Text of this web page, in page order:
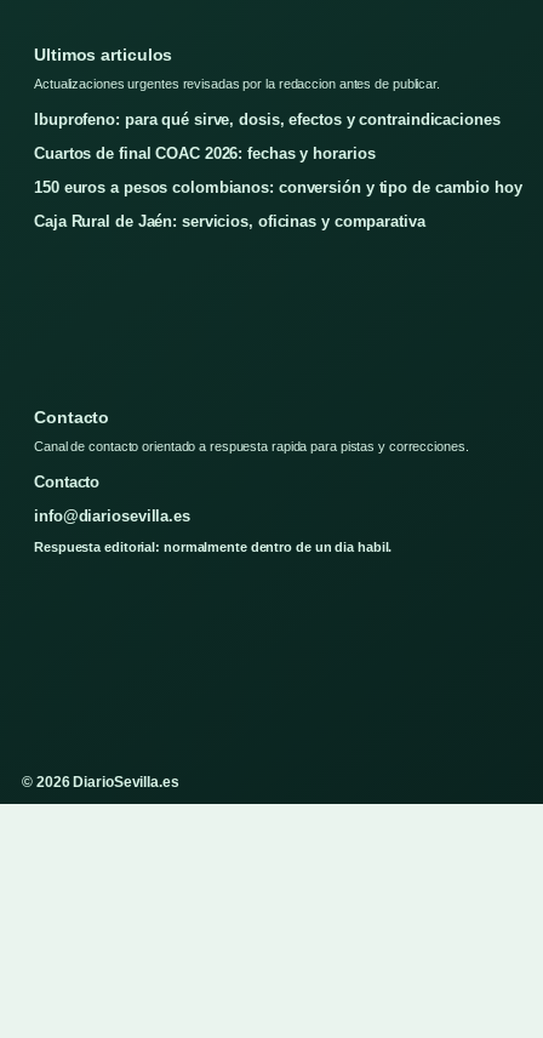
Ultimos articulos
Actualizaciones urgentes revisadas por la redaccion antes de publicar.
Ibuprofeno: para qué sirve, dosis, efectos y contraindicaciones
Cuartos de final COAC 2026: fechas y horarios
150 euros a pesos colombianos: conversión y tipo de cambio hoy
Caja Rural de Jaén: servicios, oficinas y comparativa
Contacto
Canal de contacto orientado a respuesta rapida para pistas y correcciones.
Contacto
info@diariosevilla.es
Respuesta editorial: normalmente dentro de un dia habil.
© 2026 DiarioSevilla.es